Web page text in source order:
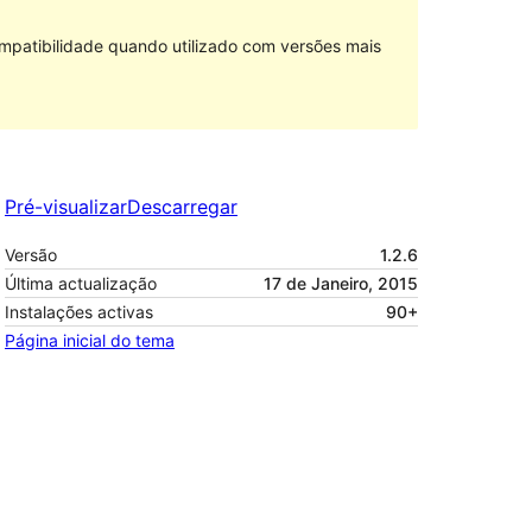
quando utilizado com versões mais
Pré-visualizarDescarregar
Versão
1.2.6
Última actualização
17 de Janeiro, 2015
Instalações activas
90+
Página inicial do tema